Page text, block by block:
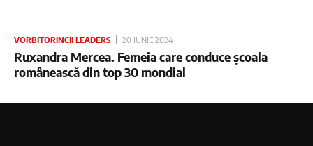
VORBITORINCII LEADERS 20 IUNIE 2024
Ruxandra Mercea. Femeia care conduce școala
românească din top 30 mondial